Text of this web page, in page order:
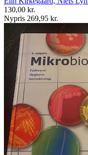
130,00 kr.
Nypris 269,95 kr.